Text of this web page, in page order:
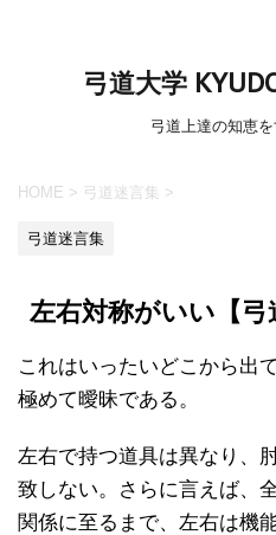
弓道大学
弓道上達の知恵
HOME > 弓道迷言集 >
弓道迷言集
左右対称がいい【弓
これはいったいどこから出
極めて曖昧である。
左右で持つ道具は異なり、
致しない。さらに言えば、
関係に至るまで、左右は機